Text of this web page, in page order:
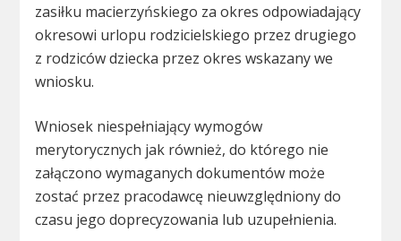
zasiłku macierzyńskiego za okres odpowiadający
okresowi urlopu rodzicielskiego przez drugiego
z rodziców dziecka przez okres wskazany we
wniosku.
Wniosek niespełniający wymogów
merytorycznych jak również, do którego nie
załączono wymaganych dokumentów może
zostać przez pracodawcę nieuwzględniony do
czasu jego doprecyzowania lub uzupełnienia.